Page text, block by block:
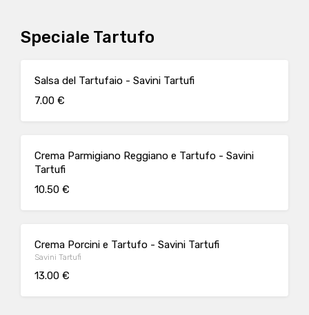
Speciale Tartufo
Salsa del Tartufaio - Savini Tartufi
7.00 €
Crema Parmigiano Reggiano e Tartufo - Savini
Tartufi
10.50 €
Crema Porcini e Tartufo - Savini Tartufi
Savini Tartufi
13.00 €